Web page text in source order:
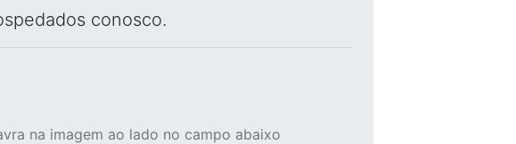
conosco.
na imagem ao lado no campo abaixo